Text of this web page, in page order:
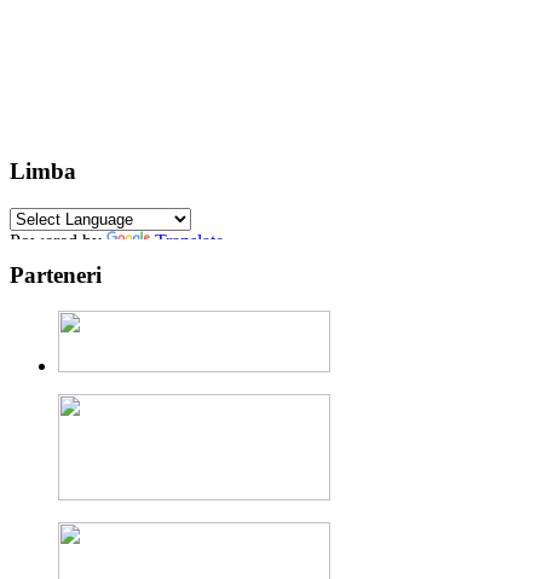
Limba
Powered by Translate
Parteneri